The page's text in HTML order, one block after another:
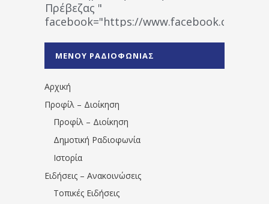
Πρέβεζας "
facebook="https://www.facebook.com/
1531194763766854/" artist="" ]
ΜΕΝΟΥ ΡΑΔΙΟΦΩΝΙΑΣ
Αρχική
Προφίλ – Διοίκηση
Προφίλ – Διοίκηση
Δημοτική Ραδιοφωνία
Ιστορία
Ειδήσεις – Ανακοινώσεις
Τοπικές Ειδήσεις